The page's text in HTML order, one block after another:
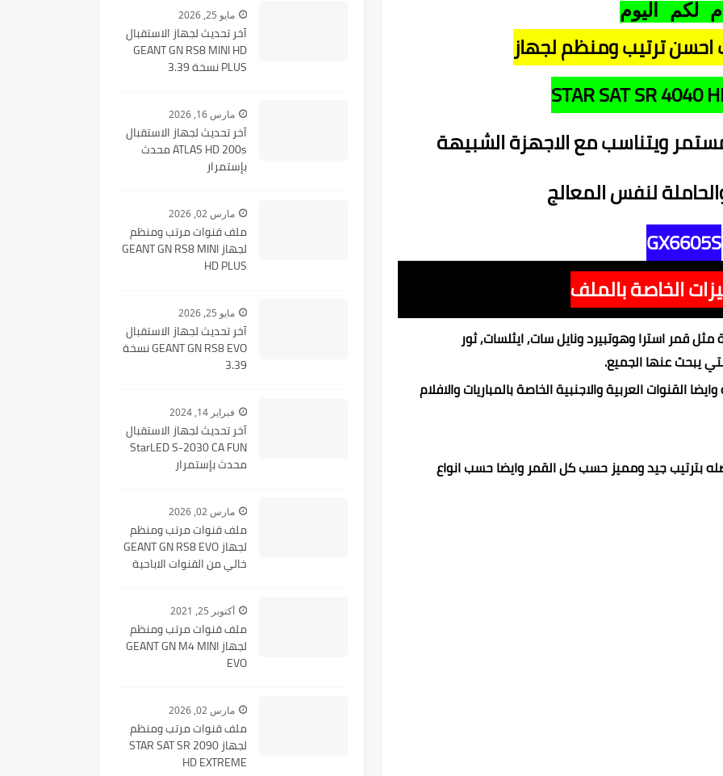
لكم اليوم
ترتيب ومنظم لجهاز
STAR SAT SR 4040
ويتناسب مع الاجهزة الشبيهة
لنفس المعالج
GX6605S
الخاصة بالملف
قمر استرا وهوتبيرد ونايل سات, ايثلسات, ثور
يبحث عنها الجميع.
القنوات العربية والاجنبية الخاصة بالمباريات والافلام
بترتيب جيد ومميز حسب كل القمر وايضا حسب انواع
مايو 25, 2026
آخر تحديث لجهاز الاستقبال
GEANT GN RS8 MINI HD
PLUS نسخة 3.39
مارس 16, 2026
آخر تحديث لجهاز الاستقبال
ATLAS HD 200s محدث
بإستمرار
مارس 02, 2026
ملف قنوات مرتب ومنظم
لجهاز GEANT GN RS8 MINI
HD PLUS
مايو 25, 2026
آخر تحديث لجهاز الاستقبال
GEANT GN RS8 EVO نسخة
3.39
فبراير 14, 2024
آخر تحديث لجهاز الاستقبال
StarLED S-2030 CA FUN
محدث بإستمرار
مارس 02, 2026
ملف قنوات مرتب ومنظم
لجهاز GEANT GN RS8 EVO
خالي من القنوات الاباحية
أكتوبر 25, 2021
ملف قنوات مرتب ومنظم
لجهاز GEANT GN M4 MINI
EVO
مارس 02, 2026
ملف قنوات مرتب ومنظم
لجهاز STAR SAT SR 2090
HD EXTREME